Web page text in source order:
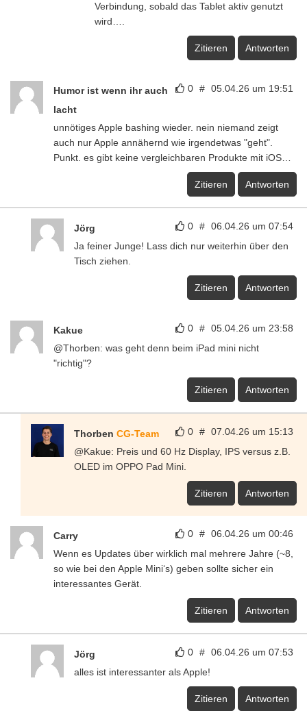
Verbindung, sobald das Tablet aktiv genutzt
wird….
Zitieren Antworten
0 # 05.04.26 um 19:51
Humor ist wenn ihr auch
lacht
unnötiges Apple bashing wieder. nein niemand zeigt
auch nur Apple annähernd wie irgendetwas "geht".
Punkt. es gibt keine vergleichbaren Produkte mit iOS…
Zitieren Antworten
0 # 06.04.26 um 07:54
Jörg
Ja feiner Junge! Lass dich nur weiterhin über den
Tisch ziehen.
Zitieren Antworten
0 # 05.04.26 um 23:58
Kakue
@Thorben: was geht denn beim iPad mini nicht
"richtig"?
Zitieren Antworten
0 # 07.04.26 um 15:13
Thorben CG-Team
@Kakue: Preis und 60 Hz Display, IPS versus z.B.
OLED im OPPO Pad Mini.
Zitieren Antworten
0 # 06.04.26 um 00:46
Carry
Wenn es Updates über wirklich mal mehrere Jahre (~8,
so wie bei den Apple Mini‘s) geben sollte sicher ein
interessantes Gerät.
Zitieren Antworten
0 # 06.04.26 um 07:53
Jörg
alles ist interessanter als Apple!
Zitieren Antworten